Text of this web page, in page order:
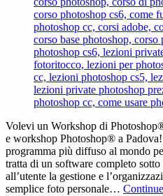
Volevi un Workshop di
e workshop Photoshop® a
programma più diffuso al mondo
tratta di un software completo
all’utente la gestione e
semplice foto personale…